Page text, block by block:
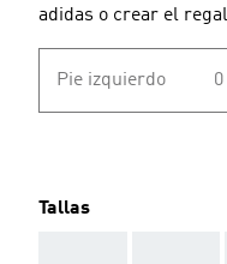
adidas o crear el
Pie izquierdo
Tallas